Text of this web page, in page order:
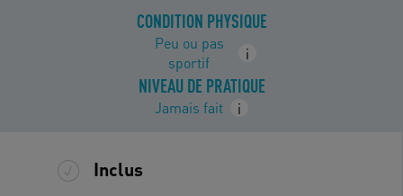
CONDITION PHYSIQUE
Peu ou pas
sportif
i
NIVEAU DE PRATIQUE
Jamais fait i
Inclus